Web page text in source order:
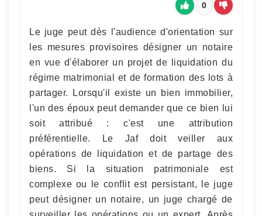
0
Le juge peut dès l'audience d'orientation sur
les mesures provisoires désigner un notaire
en vue d'élaborer un projet de liquidation du
régime matrimonial et de formation des lots à
partager. Lorsqu'il existe un bien immobilier,
l'un des époux peut demander que ce bien lui
soit attribué : c'est une attribution
préférentielle. Le Jaf doit veiller aux
opérations de liquidation et de partage des
biens. Si la situation patrimoniale est
complexe ou le conflit est persistant, le juge
peut désigner un notaire, un juge chargé de